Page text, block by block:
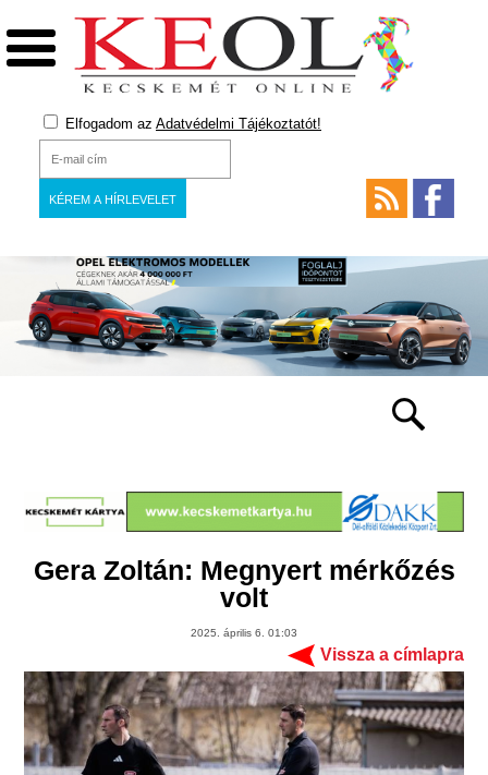
Elfogadom az Adatvédelmi Tájékoztatót!
Gera Zoltán: Megnyert mérkőzés
volt
2025. április 6. 01:03
Vissza a címlapra